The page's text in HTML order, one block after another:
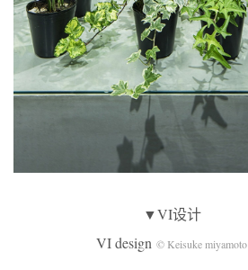
▼VI设计
VI design © Keisuke miyamoto